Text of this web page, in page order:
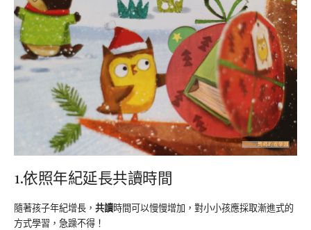
1.依照年紀延長共讀時間
隨著孩子年紀增長， 共讀時間可以慢慢增加，對小小孩應採取漸進式的
方式學習，急躁不得！